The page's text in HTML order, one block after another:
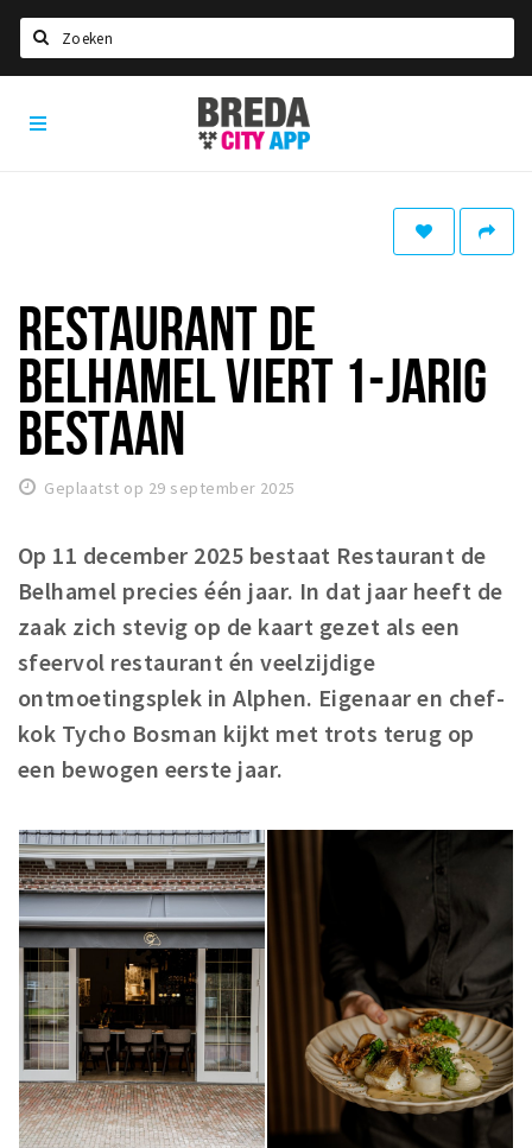
Home
Eten
Drinken
Slapen
Winkelgebieden
Parkeren
Bezienswaardigheden
Musea, theaters & podia
Uitjes & activiteiten
Toeristische routes
Baroniepoorten
Sport
Privacy
Inloggen
Breda
City
App
RESTAURANT DE
BELHAMEL VIERT 1-JARIG
BESTAAN
Geplaatst op 29 september 2025
Op 11 december 2025 bestaat Restaurant de
Belhamel precies één jaar. In dat jaar heeft de
zaak zich stevig op de kaart gezet als een
sfeervol restaurant én veelzijdige
ontmoetingsplek in Alphen. Eigenaar en chef-
kok Tycho Bosman kijkt met trots terug op
een bewogen eerste jaar.